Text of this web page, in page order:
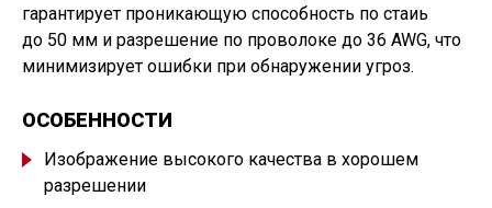
гарантирует проникающую способность по стаиь
до 50 мм и разрешение по проволоке до 36 AWG, что
минимизирует ошибки при обнаружении угроз.
ОСОБЕННОСТИ
Изображение высокого качества в хорошем
разрешении